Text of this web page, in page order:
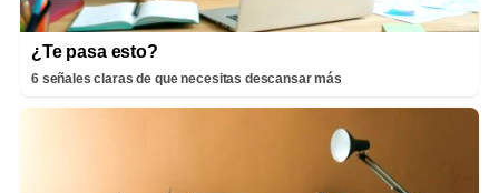
¿Te pasa esto?
6 señales claras de que necesitas descansar más